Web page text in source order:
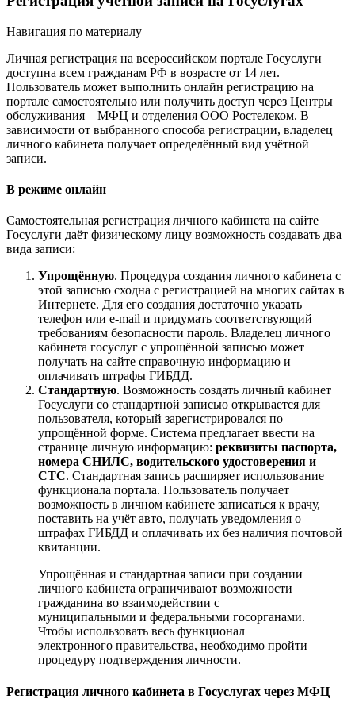
Навигация по материалу
Личная регистрация на всероссийском портале Госуслуги
доступна всем гражданам РФ в возрасте от 14 лет.
Пользователь может выполнить онлайн регистрацию на
портале самостоятельно или получить доступ через Центры
обслуживания – МФЦ и отделения ООО Ростелеком. В
зависимости от выбранного способа регистрации, владелец
личного кабинета получает определённый вид учётной
записи.
В режиме онлайн
Самостоятельная регистрация личного кабинета на сайте
Госуслуги даёт физическому лицу возможность создавать два
вида записи:
Упрощённую. Процедура создания личного кабинета с
этой записью сходна с регистрацией на многих сайтах в
Интернете. Для его создания достаточно указать
телефон или e-mail и придумать соответствующий
требованиям безопасности пароль. Владелец личного
кабинета госуслуг с упрощённой записью может
получать на сайте справочную информацию и
оплачивать штрафы ГИБДД.
Стандартную. Возможность создать личный кабинет
Госуслуги со стандартной записью открывается для
пользователя, который зарегистрировался по
упрощённой форме. Система предлагает ввести на
странице личную информацию: реквизиты паспорта,
номера СНИЛС, водительского удостоверения и
СТС. Стандартная запись расширяет использование
функционала портала. Пользователь получает
возможность в личном кабинете записаться к врачу,
поставить на учёт авто, получать уведомления о
штрафах ГИБДД и оплачивать их без наличия почтовой
квитанции.
Упрощённая и стандартная записи при создании
личного кабинета ограничивают возможности
гражданина во взаимодействии с
муниципальными и федеральными госорганами.
Чтобы использовать весь функционал
электронного правительства, необходимо пройти
процедуру подтверждения личности.
Регистрация личного кабинета в Госуслугах через МФЦ